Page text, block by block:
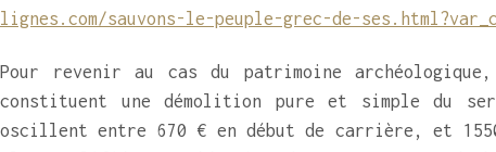
lignes.com/sauvons-le-peuple-grec-de-
Pour revenir au cas du patrimoine
constituent une démolition pure et simple du
oscillent entre 670 € en début de carrière, et